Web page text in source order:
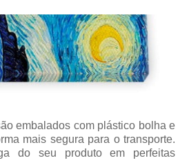
embalados com plástico bolha e
mais segura para o transporte.
do seu produto em perfeitas